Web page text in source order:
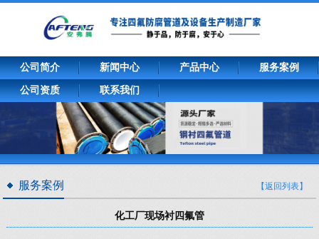
公司简介 新闻中心 产品中心 服务案例
公司资质 联系我们
服务案例 【返回列表】
化工厂现场衬四氟管